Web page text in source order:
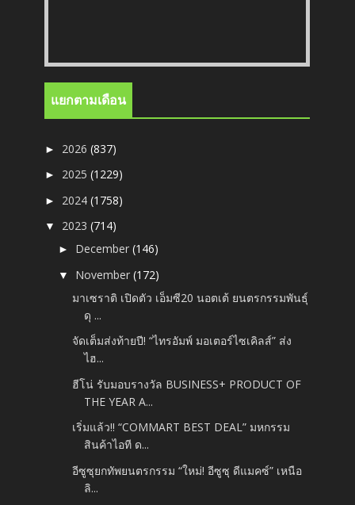
แยกตามเดือน
► 2026(837)
► 2025(1229)
► 2024(1758)
▼ 2023(714)
► December(146)
▼ November(172)
มาเซราติ เปิดตัว เอ็มซี20 นอตเต้ ยนตรกรรมพันธุ์
ดุ ...
จัดเต็มส่งท้ายปี! “ไทรอัมพ์ มอเตอร์ไซเคิลส์” ส่ง
ไฮ...
ฮีโน่ รับมอบรางวัล BUSINESS+ PRODUCT OF
THE YEAR A...
เริ่มแล้ว!! “COMMART BEST DEAL” มหกรรม
สินค้าไอที ด...
อีซูซุยกทัพยนตรกรรม “ใหม่! อีซูซุ ดีแมคซ์” เหนือ
ลิ...